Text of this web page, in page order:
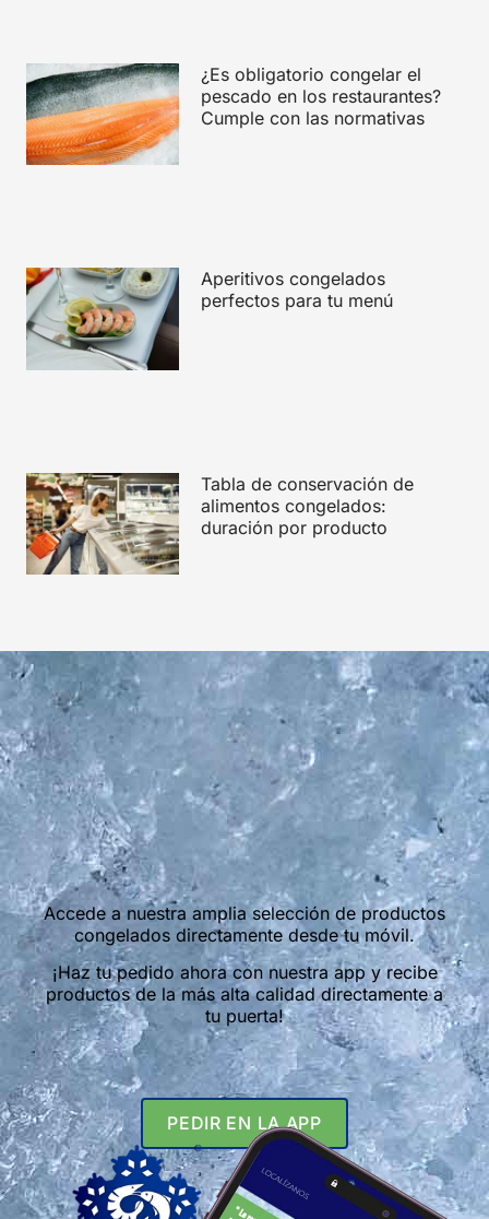
¿Es obligatorio congelar el
pescado en los restaurantes?
Cumple con las normativas
Aperitivos congelados
perfectos para tu menú
Tabla de conservación de
alimentos congelados:
duración por producto
Accede a nuestra amplia selección de productos
congelados directamente desde tu móvil.
¡Haz tu pedido ahora con nuestra app y recibe
productos de la más alta calidad directamente a
tu puerta!
PEDIR EN LA APP